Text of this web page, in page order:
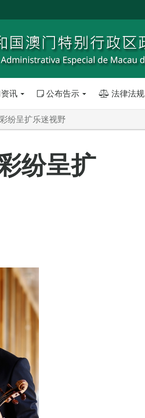
讯 公布告示 法律法规
纷呈扩乐迷视野
纷呈扩